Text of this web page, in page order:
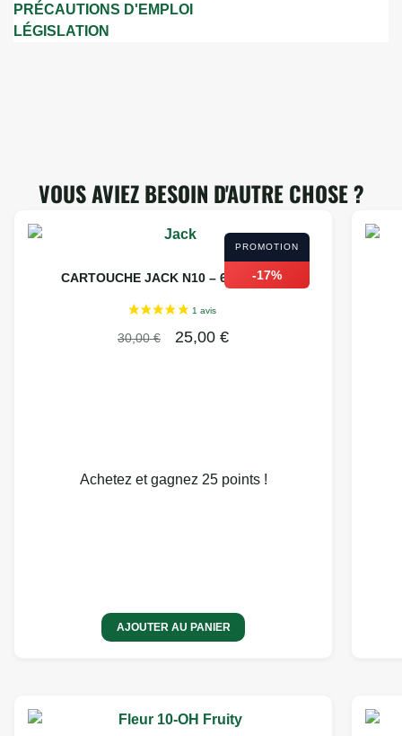
PRÉCAUTIONS D'EMPLOI
LÉGISLATION
VOUS AVIEZ BESOIN D'AUTRE CHOSE ?
PROMOTION
-17%
CARTOUCHE JACK N10 – 600 PUFFS
30,00€ 25,00€
Achetez et gagnez 25 points !
AJOUTER AU PANIER